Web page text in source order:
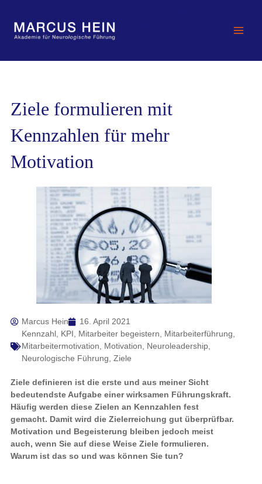
springen
Ziele formulieren mit
Kennzahlen für mehr
Motivation
Marcus Hein
16. April 2021
Kennzahl, KPI Mitarbeiter begeistern Mitarbeiterführung
Mitarbeitermotivation
Motivation Neuroleadership,
Neurologische Führung Ziele
Ziele definieren ist die erste und aus meiner Sicht
bedeutendste Aufgabe einer wirksamen Führungskraft.
Häufig werden diese Zielen an Kennzahlen fest
gemacht. Damit wird die Zielerreichung gut überprüfbar.
Motivation und Begeisterung bleiben jedoch meist
auch, wenn Sie auf diese Weise Ziele formulieren.
Warum ist das so und was können Sie tun?